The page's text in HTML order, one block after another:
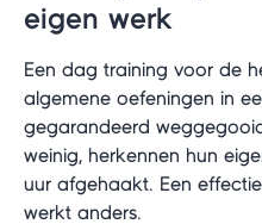
eigen werk
Een dag training voor de
algemene oefeningen in
gegarandeerd
weinig, herkennen hun
uur afgehaakt. Een
werkt anders.